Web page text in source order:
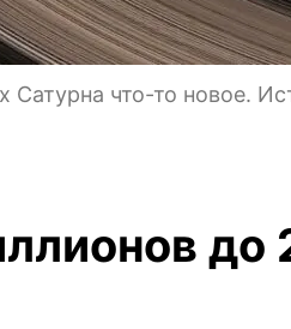
что-то новое.
до